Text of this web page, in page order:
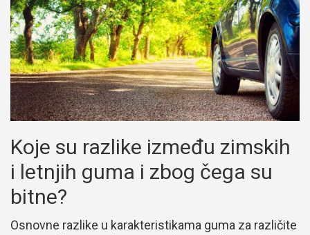
Koje su razlike između zimskih
i letnjih guma i zbog čega su
bitne?
Osnovne razlike u karakteristikama guma za različite